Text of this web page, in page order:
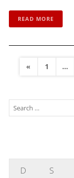
READ MORE
« 1 …
D S